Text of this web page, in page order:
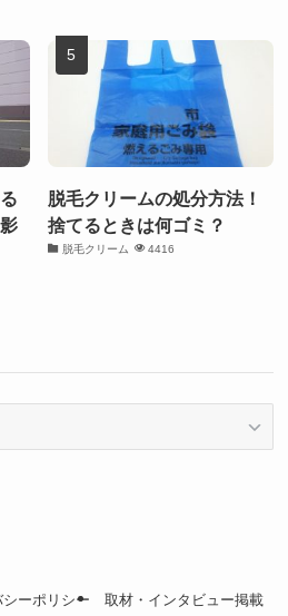
脱毛クリームの処分方法！
捨てるときは何ゴミ？
脱毛クリーム 4416
ーポリシー 取材・インタビュー掲載